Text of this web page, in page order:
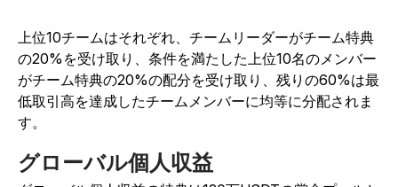
上位10チームはそれぞれ、チームリーダーがチーム特典
の20%を受け取り、条件を満たした上位10名のメンバー
がチーム特典の20%の配分を受け取り、残りの60%は最
低取引高を達成したチームメンバーに均等に分配されま
す。
グローバル個人収益